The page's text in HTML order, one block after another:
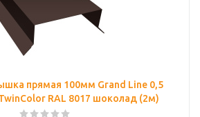
прямая 100мм Grand Line 0,5
RAL 8017 шоколад (2м)